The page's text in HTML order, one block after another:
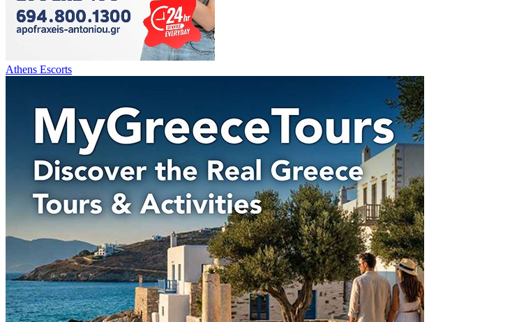
Athens Escorts